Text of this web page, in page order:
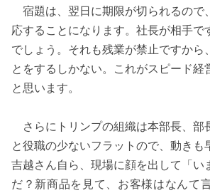
宿題は、翌日に期限が切られるので
応することになります。社長が相手で
でしょう。それも残業が禁止ですから
とをするしかない。これがスピード経
と思います。
さらにトリンプの組織は本部長、部
と役職の少ないフラットので、動きも
吉越さん自ら、現場に顔を出して「い
だ？新商品を見て、お客様はなんて